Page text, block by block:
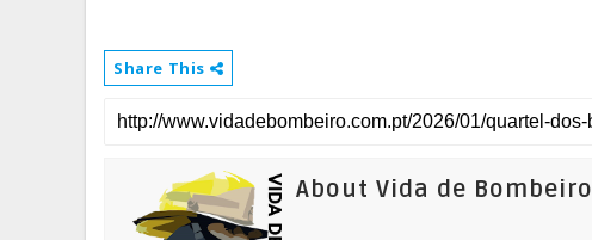
Share This
About Vida de Bombeiro